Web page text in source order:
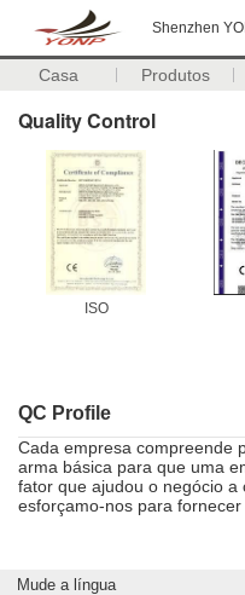
Shenzhen
Casa Produtos
Quality Control
ISO
QC Profile
Cada empresa compreende
arma básica para que uma
fator que ajudou o negócio
esforçamo-nos para fornecer
Mude a língua